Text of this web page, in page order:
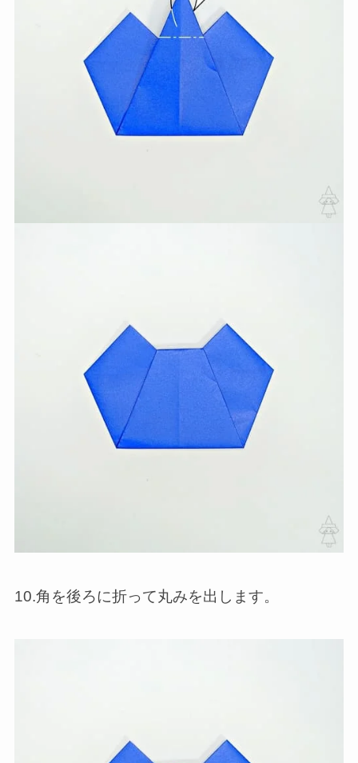
10.角を後ろに折って丸みを出します。